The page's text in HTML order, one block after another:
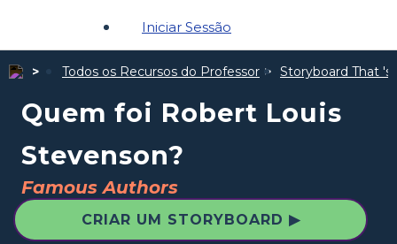
Iniciar Sessão
Todos os Recursos do Professor Storyboard That 's
Quem foi Robert Louis
Stevenson?
Famous Authors
CRIAR UM STORYBOARD ▶